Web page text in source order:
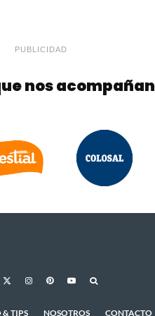
PUBLICIDAD
nos acompañan
& TIPS NOSOTROS CONTACTO